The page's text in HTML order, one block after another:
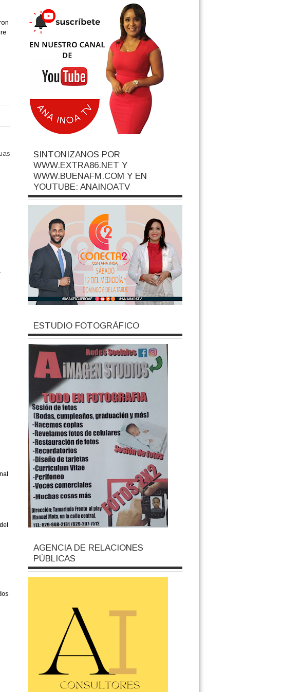
SINTONIZANOS POR
WWW.EXTRA86.NET Y
WWW.BUENAFM.COM Y EN
YOUTUBE: ANAINOATV
ESTUDIO FOTOGRÁFICO
AGENCIA DE RELACIONES
PÚBLICAS